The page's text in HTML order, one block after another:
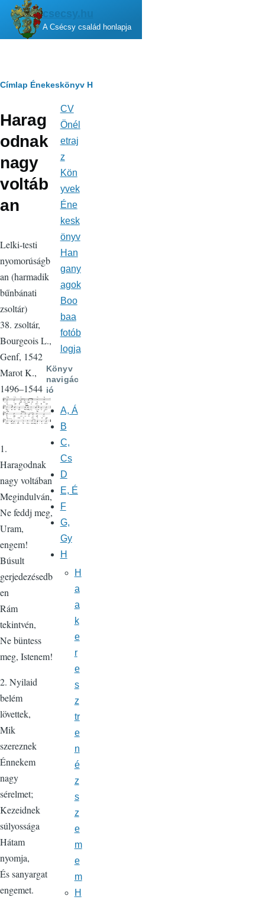
Ugrás a tartalomra
csecsy.hu
A Csécsy család honlapja
Morzsa
Címlap Énekeskönyv H
Harag
odnak
nagy
voltáb
an
Lelki-testi
nyomorúságb
an (harmadik
bűnbánati
zsoltár)
38. zsoltár,
Bourgeois L.,
Genf, 1542
Marot K.,
1496–1544
1.
Haragodnak
nagy voltában
Megindulván,
Ne feddj meg,
Uram,
engem!
Búsult
gerjedezésedb
en
Rám
tekintvén,
Ne büntess
meg, Istenem!
2. Nyilaid
belém
lövettek,
Mik
szereznek
Énnekem
nagy
sérelmet;
Kezeidnek
súlyossága
Hátam
nyomja,
És sanyargat
engemet.
navigáció
CV
Önél
etraj
z
Kön
yvek
Éne
kesk
önyv
Han
gany
agok
Boo
baa
fotób
logja
Könyv
navigác
ió
A, Á
B
C,
Cs
D
E, É
F
G,
Gy
H
H
a
a
k
e
r
e
s
z
tr
e
n
é
z
s
z
e
m
e
m
H